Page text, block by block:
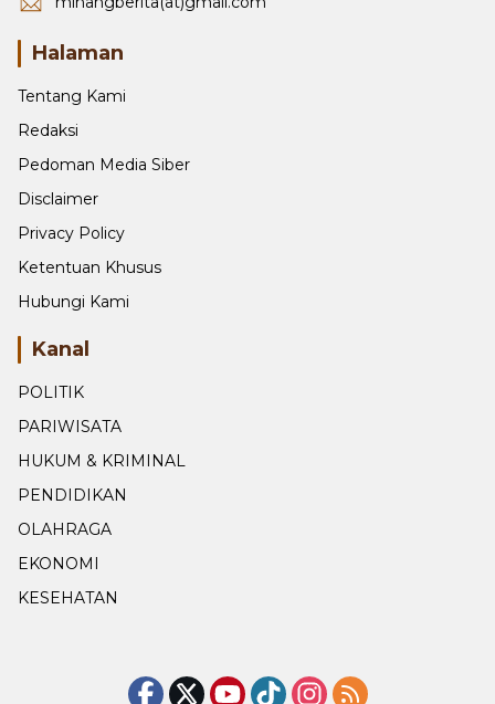
Tentang Kami
Redaksi
Pedoman Media Siber
Disclaimer
Privacy Policy
Ketentuan Khusus
Hubungi Kami
POLITIK
PARIWISATA
HUKUM & KRIMINAL
PENDIDIKAN
OLAHRAGA
EKONOMI
KESEHATAN